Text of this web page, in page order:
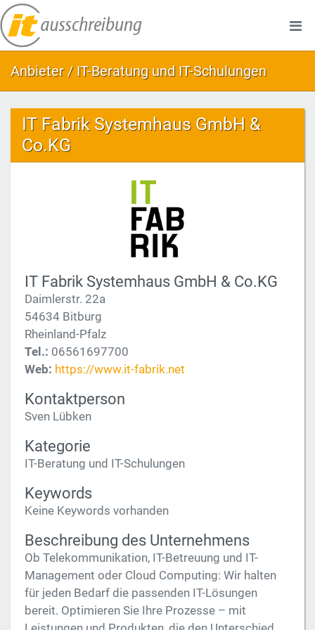
Anbieter / IT-Beratung und IT-Schulungen
IT Fabrik Systemhaus GmbH &
Co.KG
IT Fabrik Systemhaus GmbH & Co.KG
Daimlerstr. 22a
54634 Bitburg
Rheinland-Pfalz
Tel.: 06561697700
Web: https://www.it-fabrik.net
Kontaktperson
Sven Lübken
Kategorie
IT-Beratung und IT-Schulungen
Keywords
Keine Keywords vorhanden
Beschreibung des Unternehmens
Ob Telekommunikation, IT-Betreuung und IT-
Management oder Cloud Computing: Wir halten
für jeden Bedarf die passenden IT-Lösungen
bereit. Optimieren Sie Ihre Prozesse – mit